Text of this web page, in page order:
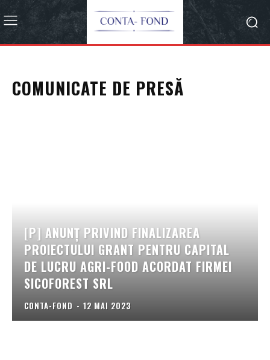
COMUNICATE DE PRESĂ
[P] ANUNȚ PRIVIND FINALIZAREA
PROIECTULUI GRANT PENTRU CAPITAL
DE LUCRU AGRI-FOOD ACORDAT FIRMEI
SICOFOREST SRL
CONTA-FOND - 12 MAI 2023